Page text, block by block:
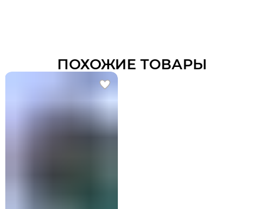
ПОХОЖИЕ ТОВАРЫ